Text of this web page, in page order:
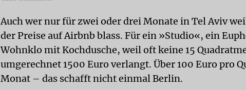
Auch wer nur für zwei oder drei Monate in Tel Aviv
der Preise auf Airbnb blass. Für ein »Studio«, ein
Wohnklo mit Kochdusche, weil oft keine 15
umgerechnet 1500 Euro verlangt. Über 100 Euro pro
Monat – das schafft nicht einmal Berlin.